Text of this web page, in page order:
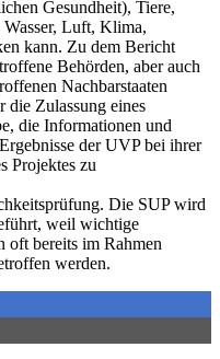
Gesundheit), Tiere,
Luft, Klima,
kann. Zu dem Bericht
Behörden, aber auch
Nachbarstaaten
die Zulassung eines
die Informationen und
der UVP bei ihrer
Projektes zu
Die SUP wird
weil wichtige
oft bereits im Rahmen
werden.